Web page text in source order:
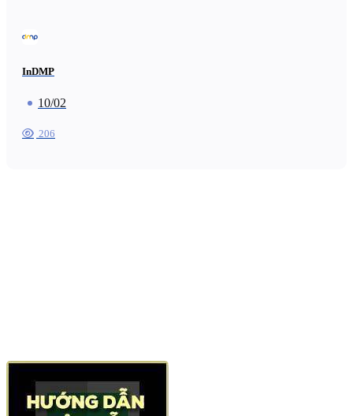
InDMP
10/02
206